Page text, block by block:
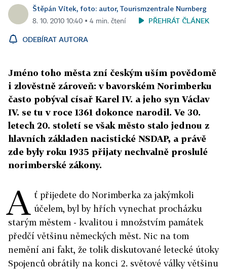
Štěpán Vítek, foto: autor, Tourismzentrale Nurnberg
8. 10. 2010 10:40 ▪ 4 min. čtení PŘEHRÁT ČLÁNEK
ODEBÍRAT AUTORA
Jméno toho města zní českým uším povědomě
i zlověstně zároveň: v bavorském Norimberku
často pobýval císař Karel IV. a jeho syn Václav
IV. se tu v roce 1361 dokonce narodil. Ve 30.
letech 20. století se však město stalo jednou z
hlavních základen nacistické NSDAP, a právě
zde byly roku 1935 přijaty nechvalně proslulé
norimberské zákony.
A ť přijedete do Norimberka za jakýmkoli
účelem, byl by hřích vynechat procházku
starým městem - kvalitou i množstvím památek
předčí většinu německých měst. Nic na tom
nemění ani fakt, že tolik diskutované letecké útoky
Spojenců obrátily na konci 2. světové války většinu